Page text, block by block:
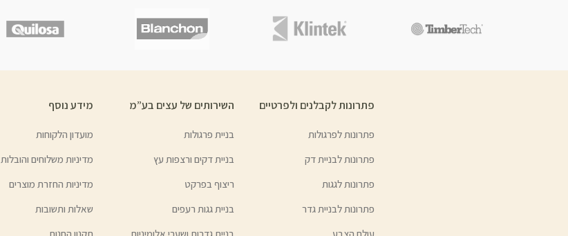
פתרונות לקבלנים ולפרטיים
פתרונות לפרגולות
פתרונות לבניית דק
פתרונות לגגות
פתרונות לבניית גדר
השירותים של עצים בע”מ
בניית פרגולות
בניית דקים ורצפות עץ
ריצוף בפרקט
בניית גגות רעפים
מידע נוסף
מועדון הלקוחות
מדיניות משלוחים והובלות
מדיניות החזרת מוצרים
שאלות ותשובות